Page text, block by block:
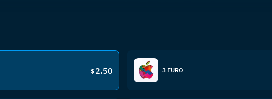
$ 2.50 3 EURO